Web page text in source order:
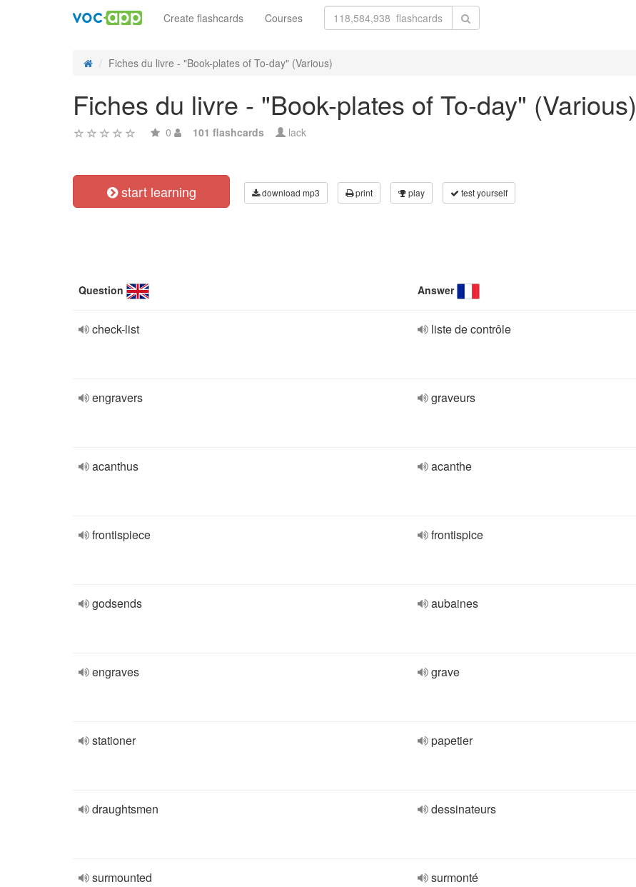
Create flashcards Courses
Fiches du livre - "Book-plates of To-day" (Various)
Fiches du livre - "Book-plates of To-day" (Various)
0 101 flashcards lack
start learning download mp3 print play test yourself
Question Answer
check-list liste de contrôle
engravers graveurs
acanthus acanthe
frontispiece frontispice
godsends aubaines
engraves grave
stationer papetier
draughtsmen dessinateurs
surmounted surmonté